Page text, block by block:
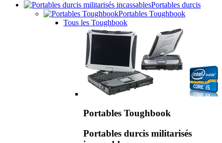
Portables durcis
Portables Toughbook
Tous les Toughbook
Portables Toughbook
Portables durcis militarisés